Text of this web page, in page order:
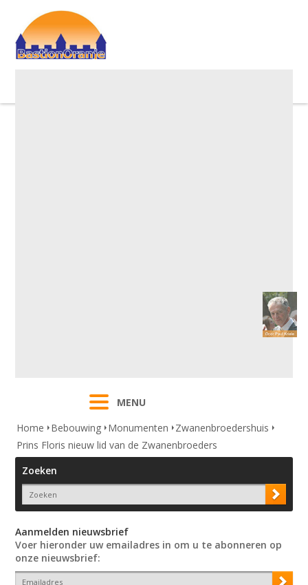
MENU
Home
Bebouwing Monumenten
Zwanenbroedershuis
Prins Floris nieuw lid van de Zwanenbroeders
Zoeken
Aanmelden nieuwsbrief
Voer hieronder uw emailadres in om u te abonneren op
onze nieuwsbrief: